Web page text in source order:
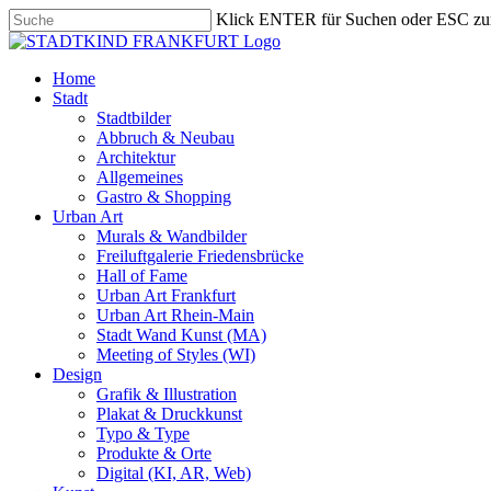
Skip
to
content
Klick ENTER für Suchen oder ESC
Close
search
Menu
Home
Stadt
Stadtbilder
Abbruch & Neubau
Architektur
Allgemeines
Gastro & Shopping
Urban Art
Murals & Wandbilder
Freiluftgalerie Friedensbrücke
Hall of Fame
Urban Art Frankfurt
Urban Art Rhein-Main
Stadt Wand Kunst (MA)
Meeting of Styles (WI)
Design
Grafik & Illustration
Plakat & Druckkunst
Typo & Type
Produkte & Orte
Digital (KI, AR, Web)